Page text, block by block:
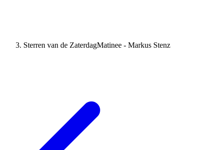
Sterren van de ZaterdagMatinee - Markus Stenz